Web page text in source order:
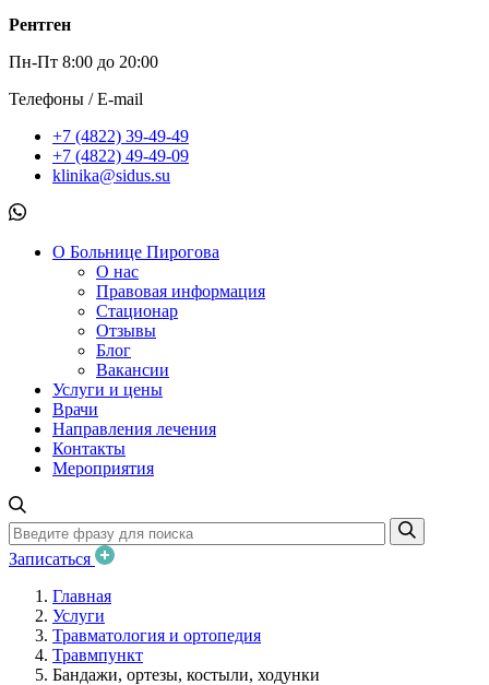
Рентген
Пн-Пт 8:00 до 20:00
Телефоны / E-mail
+7 (4822) 39-49-49
+7 (4822) 49-49-09
klinika@sidus.su
О Больнице Пирогова
О нас
Правовая информация
Стационар
Отзывы
Блог
Вакансии
Услуги и цены
Врачи
Направления лечения
Контакты
Мероприятия
Записаться
Главная
Услуги
Травматология и ортопедия
Травмпункт
Бандажи, ортезы, костыли, ходунки